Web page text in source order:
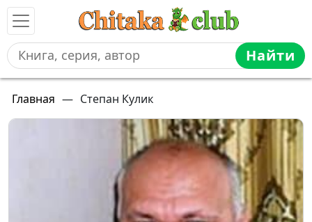
Найти
Главная — Степан Кулик